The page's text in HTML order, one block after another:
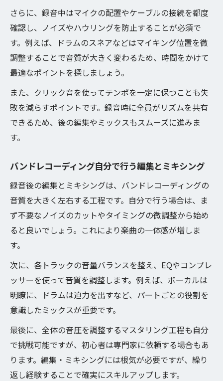
さらに、録音中はマイクの配置やケーブルの接続を都度
確認し、ノイズやハウリングを防止することが必須で
す。例えば、ドラムのスネアなどはマイキング位置を微
調整することで音質が大きく変わるため、時間をかけて
最適なポイントを探しましょう。
また、クリック音を使ってテンポを一定に保つことも失
敗を減らすポイントです。録音時に全員がリズムを共有
できるため、後の編集やミックスもスムーズに進みま
す。
バンドレコーディング自分で行う編集とミキシング
録音後の編集とミキシングは、バンドレコーディングの
音質を大きく左右する工程です。自分で行う場合は、ま
ず不要なノイズのカットやタイミングの微調整から始め
ると良いでしょう。これにより楽曲の一体感が増しま
す。
次に、各トラックの音量バランスを整え、EQやコンプレ
ッサーを使って音質を調整します。例えば、ボーカルは
明瞭に、ドラムは迫力を出すなど、パートごとの役割を
意識したミックスが重要です。
最後に、全体の音圧を調整するマスタリング工程も自分
で挑戦可能ですが、初心者は専門家に依頼する場合もあ
ります。編集・ミキシングには根気が必要ですが、繰り
返し経験することで確実にスキルアップします。